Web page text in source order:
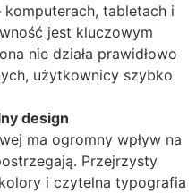
tabletach i
jest kluczowym
nie działa prawidłowo
użytkownicy szybko
design
ma ogromny wpływ na
Przejrzysty
i czytelna typografia